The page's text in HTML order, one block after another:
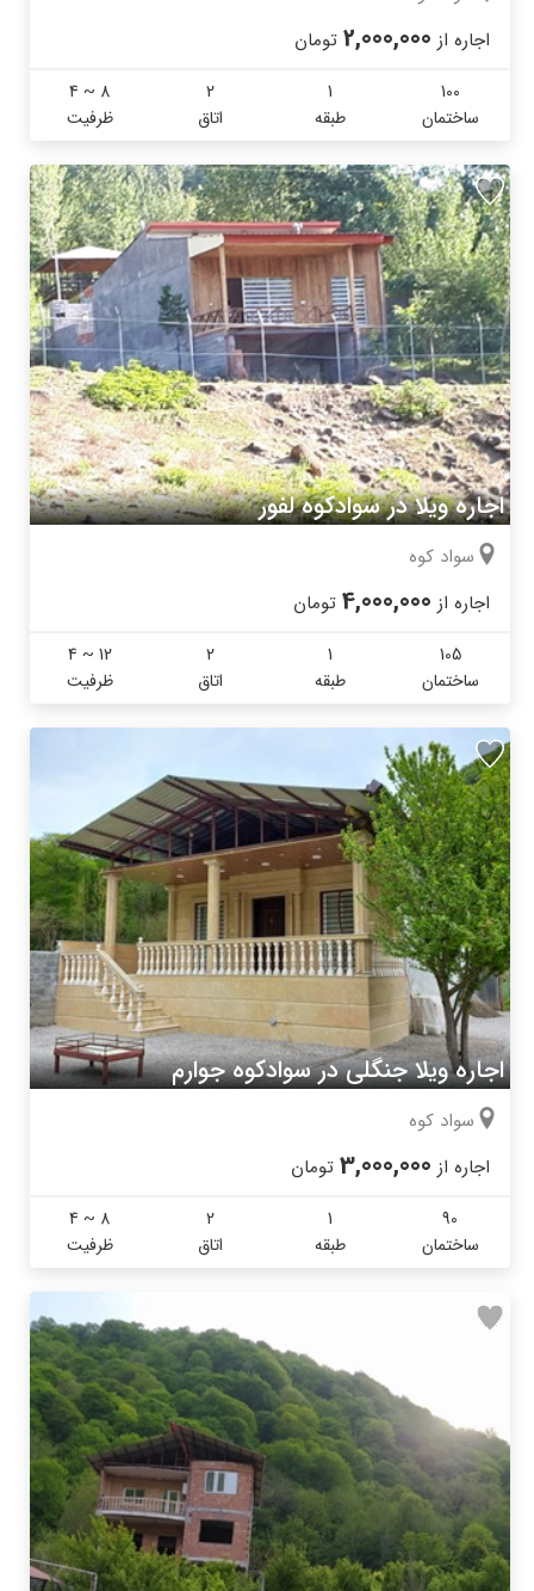
اجاره از 2,000,000 تومان
100
ساختمان
1
طبقه
2
اتاق
4 ~ 8
ظرفیت
اجاره ویلا در سوادکوه لفور
سواد کوه
اجاره از 4,000,000 تومان
105
ساختمان
1
طبقه
2
اتاق
4 ~ 12
ظرفیت
اجاره ویلا جنگلی در سوادکوه جوارم
سواد کوه
اجاره از 3,000,000 تومان
90
ساختمان
1
طبقه
2
اتاق
4 ~ 8
ظرفیت